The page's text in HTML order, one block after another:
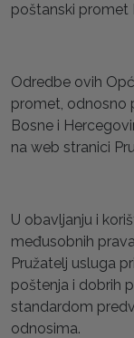
poštanski promet
Odredbe ovih
promet, odnosno
Bosne i
na web stranici
U obavljanju i
međusobnih
Pružatelj usluga
poštenja i dobrih
standardom
odnosima.